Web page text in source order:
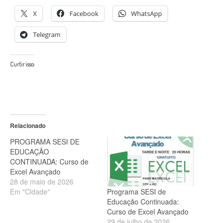
X Facebook WhatsApp
Telegram
Curtir isso:
Relacionado
PROGRAMA SESI DE
EDUCAÇÃO
CONTINUADA: Curso de
Excel Avançado
28 de maio de 2026
Em "Cidade"
Programa SESI de
Educação Continuada:
Curso de Excel Avançado